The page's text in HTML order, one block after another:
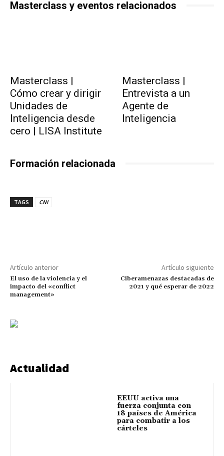
Masterclass y eventos relacionados
Masterclass |
Cómo crear y dirigir
Unidades de
Inteligencia desde
cero | LISA Institute
Masterclass |
Entrevista a un
Agente de
Inteligencia
Formación relacionada
TAGS CNI
Artículo anterior
El uso de la violencia y el
impacto del «conflict
management»
Artículo siguiente
Ciberamenazas destacadas de
2021 y qué esperar de 2022
Actualidad
EEUU activa una
fuerza conjunta con
18 países de América
para combatir a los
cárteles